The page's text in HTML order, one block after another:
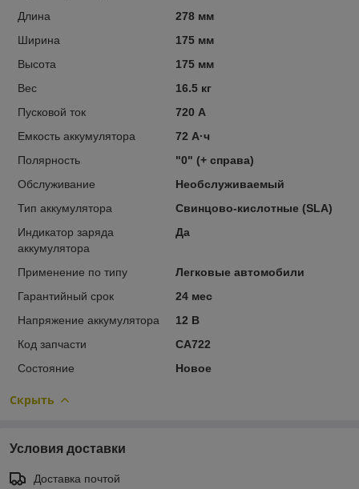
Длина
278 мм
Ширина
175 мм
Высота
175 мм
Вес
16.5 кг
Пусковой ток
720 А
Емкость аккумулятора
72 А·ч
Полярность
"0" (+ справа)
Обслуживание
Необслуживаемый
Тип аккумулятора
Свинцово-кислотные (SLA)
Индикатор заряда
аккумулятора
Да
Применение по типу
Легковые автомобили
Гарантийный срок
24 мес
Напряжение аккумулятора
12 В
Код запчасти
CA722
Состояние
Новое
Скрыть
Условия доставки
Доставка почтой